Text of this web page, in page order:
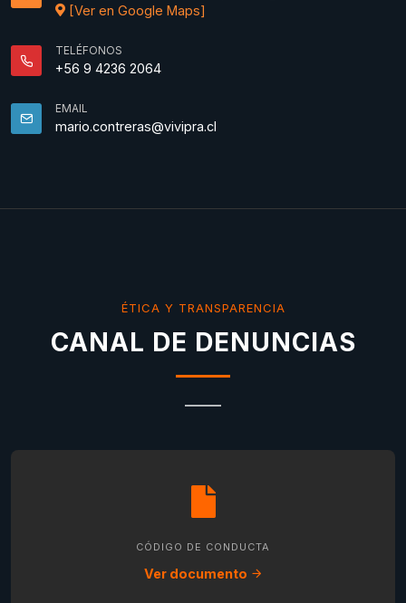
[Ver en Google Maps]
TELÉFONOS
+56 9 4236 2064
EMAIL
mario.contreras@vivipra.cl
ÉTICA Y TRANSPARENCIA
CANAL DE DENUNCIAS
CÓDIGO DE CONDUCTA
Ver documento